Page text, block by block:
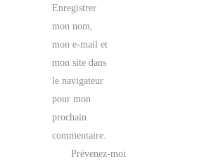
Enregistrer
mon nom,
mon e-mail et
mon site dans
le navigateur
pour mon
prochain
commentaire.
Prévenez-moi